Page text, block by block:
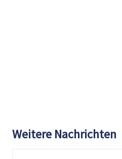
Weitere Nachrichten